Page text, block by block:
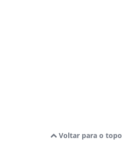
Voltar para o topo